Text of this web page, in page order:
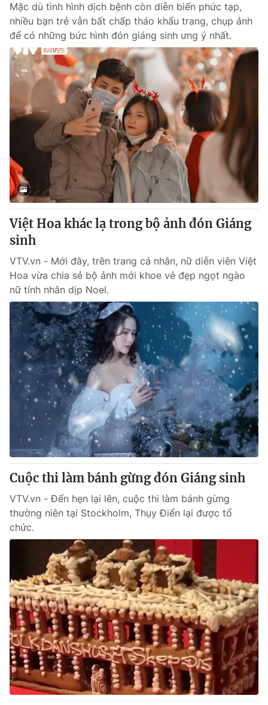
Mặc dù tình hình dịch bệnh còn diễn biến phức tạp,
nhiều bạn trẻ vẫn bất chấp tháo khẩu trang, chụp ảnh
để có những bức hình đón giáng sinh ưng ý nhất.
Việt Hoa khác lạ trong bộ ảnh đón Giáng
sinh
VTV.vn - Mới đây, trên trang cá nhân, nữ diễn viên Việt
Hoa vừa chia sẻ bộ ảnh mới khoe vẻ đẹp ngọt ngào
nữ tính nhân dịp Noel.
Cuộc thi làm bánh gừng đón Giáng sinh
VTV.vn - Đến hẹn lại lên, cuộc thi làm bánh gừng
thường niên tại Stockholm, Thụy Điển lại được tổ
chức.